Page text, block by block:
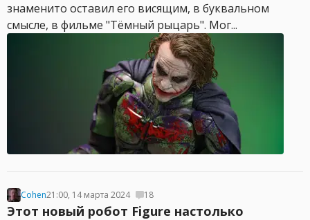
знаменито оставил его висящим, в буквальном
смысле, в фильме "Тёмный рыцарь". Мог...
Cohen21:00, 14 марта 2024 18
Этот новый робот Figure настолько